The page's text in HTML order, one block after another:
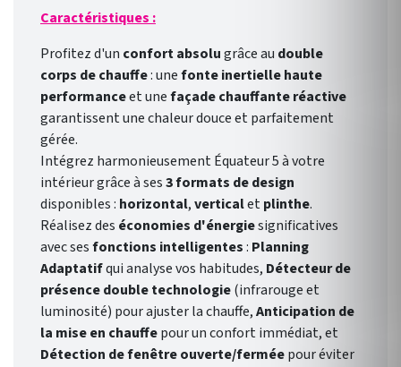
Caractéristiques :
Profitez d'un confort absolugrâce au double
corps de chauffe: unefonte inertielle haute
performanceet unefaçade chauffante réactive
garantissent une chaleur douce et parfaitement
gérée.
Intégrez harmonieusement Équateur 5 à votre
intérieur grâce à ses3 formats de design
disponibles : horizontal,verticaletplinthe.
Réalisez des économies d'énergiesignificatives
avec sesfonctions intelligentes: Planning
Adaptatifqui analyse vos habitudes, Détecteur de
présence double technologie(infrarouge et
luminosité) pour ajuster la chauffe,Anticipation de
la mise en chauffepour un confort immédiat, et
Détection de fenêtre ouverte/ferméepour éviter